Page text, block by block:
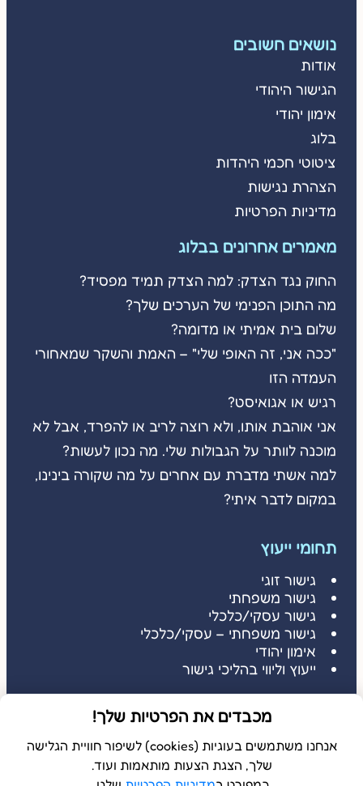
נושאים חשובים
אודות
הגישור היהודי
אימון יהודי
בלוג
ציטוטי חכמי היהדות
הצהרת נגישות
מדיניות הפרטיות
מאמרים אחרונים בבלוג
החוק נגד הצדק: למה הצדק תמיד מפסיד?
מה התוכן הפנימי של הערכים שלך?
שלום בית אמיתי או מדומה?
"ככה אני, זה האופי שלי" – האמת והשקר שמאחורי
העמדה הזו
רגיש או אגואיסט?
אני אוהבת אותו, ולא רוצה לריב או להפרד, אבל לא
מוכנה לוותר על הגבולות שלי. מה נכון לעשות?
למה אשתי מדברת עם אחרים על מה שקורה בינינו,
במקום לדבר איתי?
תחומי ייעוץ
גישור זוגי
גישור משפחתי
גישור עסקי/כלכלי
גישור משפחתי – עסקי/כלכלי
אימון יהודי
ייעוץ וליווי בהליכי גישור
דברו איתי
דברו איתי: 052-3686485
שלחו הודעה: 052-3686485
מכבדים את הפרטיות שלך!
אנחנו משתמשים בעוגיות (cookies) לשיפור חוויית הגלישה
שלך, הצגת הצעות מותאמות ועוד.